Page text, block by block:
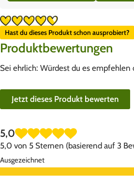
Hast du dieses Produkt schon ausprobiert?
Produktbewertungen
Sei ehrlich: Würdest du es empfehlen
Jetzt dieses Produkt bewerten
5,0
5,0 von 5 Sternen (basierend auf 3
Ausgezeichnet